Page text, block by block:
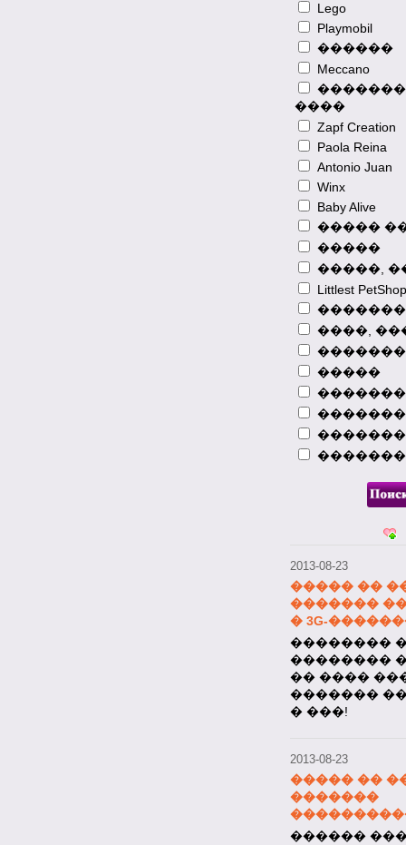
Lego
Playmobil
������
Meccano
����
Zapf Creation
Paola Reina
Antonio Juan
Winx
Baby Alive
�����
�����
�����,
Littlest PetShop
����,
�����
2013-08-23
����� ��
�������
� 3G-
��������
��������
�� ����
�������
� ���!
2013-08-23
����� ��
�������
����������
������
��������
��������
���� ��
2013-08-23
����� ��
�������
� 3G-
��������
��������
�� ����
�������
� ���!
2013-08-23
����� ��
�������
����������
������